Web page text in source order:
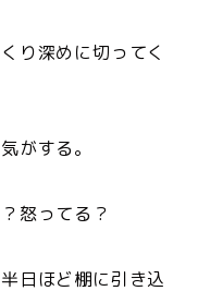
り深めに切ってく
がする。
怒ってる？
日ほど棚に引き込